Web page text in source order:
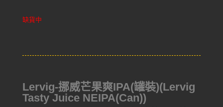
缺貨中
Lervig-挪威芒果爽IPA(罐裝)(Lervig
Tasty Juice NEIPA(Can))